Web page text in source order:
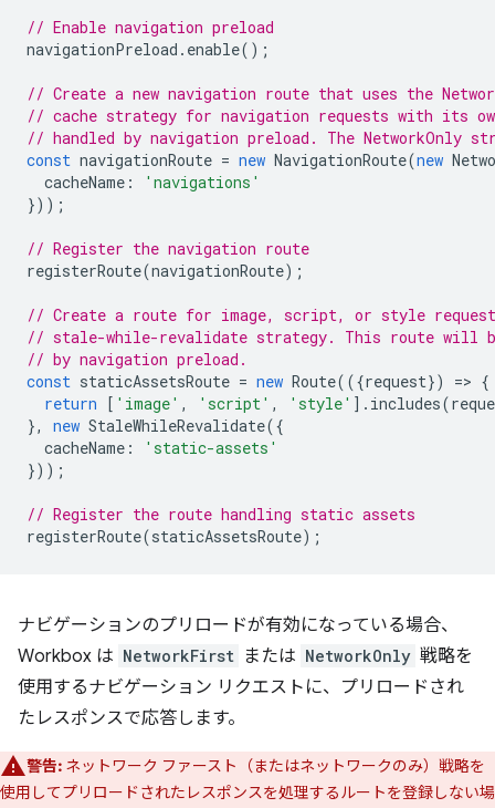
// Enable navigation preload
navigationPreload . enable();
// Create a new navigation route that uses the
// cache strategy for navigation requests with its
// handled by navigation preload. The NetworkOnly
const navigationRoute = new NavigationRoute(new
cacheName :
'navigations'
}));
// Register the navigation route
registerRoute(navigationRoute);
// Create a route for image, script, or style
// stale-while-revalidate strategy. This route will
// by navigation preload.
const staticAssetsRoute = new Route(({request}) => {
return
[ 'image' , 'script' , 'style' ]. includes(
},
new StaleWhileRevalidate({
cacheName :
'static-assets'
}));
// Register the route handling static assets
registerRoute(staticAssetsRoute);
ナビゲーションのプリロードが有効になっている場合、
Workbox は NetworkFirst または NetworkOnly 戦略を
使用するナビゲーション リクエストに、プリロードされ
たレスポンスで応答します。
警告: ネットワーク ファースト（またはネットワークのみ）戦略を
使用してプリロードされたレスポンスを処理するルートを登録しない場